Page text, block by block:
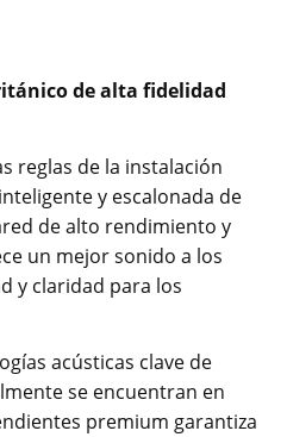
de alta fidelidad
reglas de la instalación
y escalonada de
de alto rendimiento y
un mejor sonido a los
y claridad para los
acústicas clave de
se encuentran en
premium garantiza